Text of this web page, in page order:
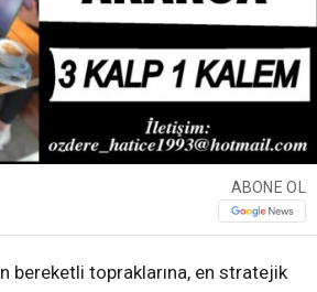
ABONE OL
bereketli topraklarına, en stratejik